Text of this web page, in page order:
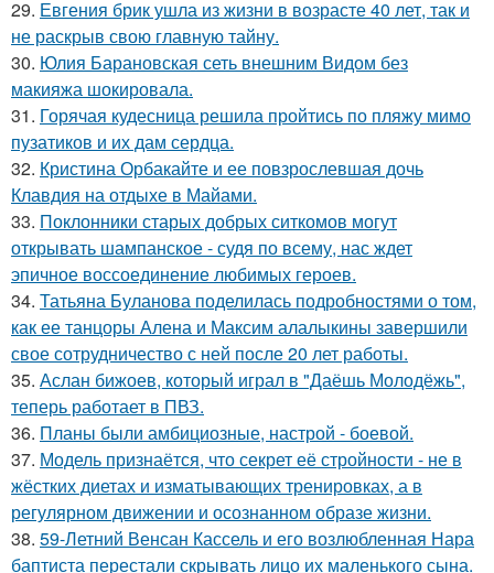
29. Евгения брик ушла из жизни в возрасте 40 лет, так и
не раскрыв свою главную тайну.
30. Юлия Барановская сеть внешним Видом без
макияжа шокировала.
31. Горячая кудесница решила пройтись по пляжу мимо
пузатиков и их дам сердца.
32. Кристина Орбакайте и ее повзрослевшая дочь
Клавдия на отдыхе в Майами.
33. Поклонники старых добрых ситкомов могут
открывать шампанское - судя по всему, нас ждет
эпичное воссоединение любимых героев.
34. Татьяна Буланова поделилась подробностями о том,
как ее танцоры Алена и Максим алалыкины завершили
свое сотрудничество с ней после 20 лет работы.
35. Аслан бижоев, который играл в "Даёшь Молодёжь",
теперь работает в ПВЗ.
36. Планы были амбициозные, настрой - боевой.
37. Модель признаётся, что секрет её стройности - не в
жёстких диетах и изматывающих тренировках, а в
регулярном движении и осознанном образе жизни.
38. 59-Летний Венсан Кассель и его возлюбленная Нара
баптиста перестали скрывать лицо их маленького сына.